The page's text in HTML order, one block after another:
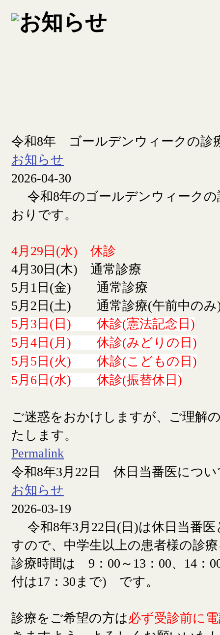
令和8年 ゴールデンウィークの診
お知らせ
2026-04-30
令和8年のゴールデンウィークの
おりです。
4月29日(水) 休診
4月30日(木) 通常診療
5月1日(金) 通常診療
5月2日(土) 通常診療(午前中のみ
5月3日(日) 休診(憲法記念日)
5月4日(月) 休診(みどりの日)
5月5日(火) 休診(こどもの日)
5月6日(水) 休診(振替休日)
ご迷惑をおかけしますが、ご理解
たします。
Permalink
令和8年3月22日 休日当番医につい
お知らせ
2026-03-19
令和8年3月22日(日)は休日当番
すので、中学生以上の患者様の診
診療時間は 9：00～13：00、14：
付は17：30まで) です。
診療をご希望の方は必ず受診前に